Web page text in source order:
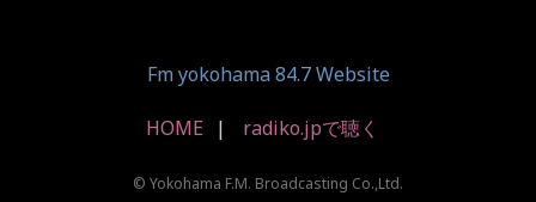
Fm yokohama 84.7 Website
HOME radiko.jpで聴く
© Yokohama F.M. Broadcasting Co.,Ltd.